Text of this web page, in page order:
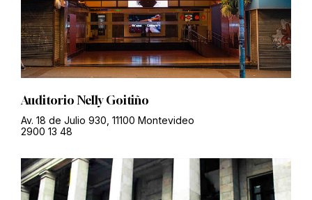
Auditorio Nelly Goitiño
Av. 18 de Julio 930, 11100 Montevideo
2900 13 48